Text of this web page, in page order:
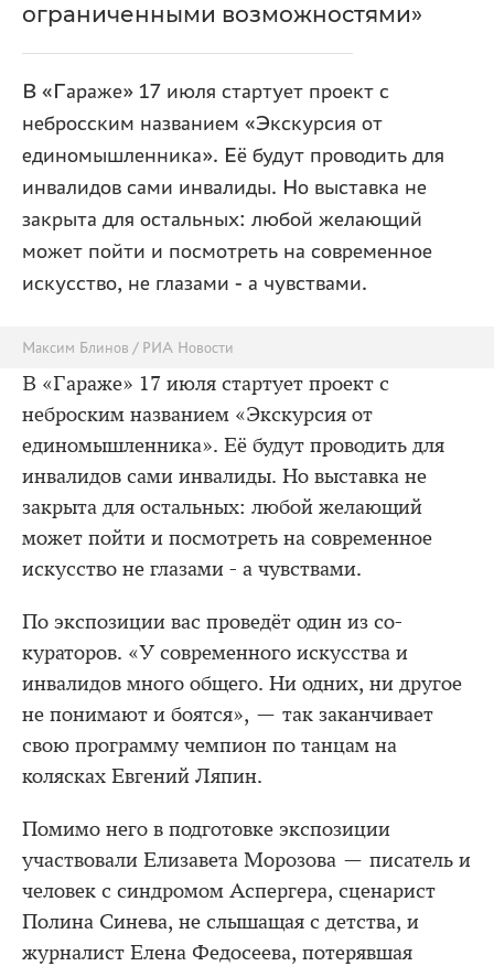
ограниченными возможностями»
В «Гараже» 17 июля стартует проект с
небросским названием «Экскурсия от
единомышленника». Её будут проводить для
инвалидов сами инвалиды. Но выставка не
закрыта для остальных: любой желающий
может пойти и посмотреть на современное
искусство, не глазами - а чувствами.
Максим Блинов / РИА Новости
В «Гараже» 17 июля стартует проект с
неброским названием «Экскурсия от
единомышленника». Её будут проводить для
инвалидов сами инвалиды. Но выставка не
закрыта для остальных: любой желающий
может пойти и посмотреть на современное
искусство не глазами - а чувствами.
По экспозиции вас проведёт один из со-
кураторов. «У современного искусства и
инвалидов много общего. Ни одних, ни другое
не понимают и боятся», — так заканчивает
свою программу чемпион по танцам на
колясках Евгений Ляпин.
Помимо него в подготовке экспозиции
участвовали Елизавета Морозова — писатель и
человек с синдромом Аспергера, сценарист
Полина Синева, не слышащая с детства, и
журналист Елена Федосеева, потерявшая